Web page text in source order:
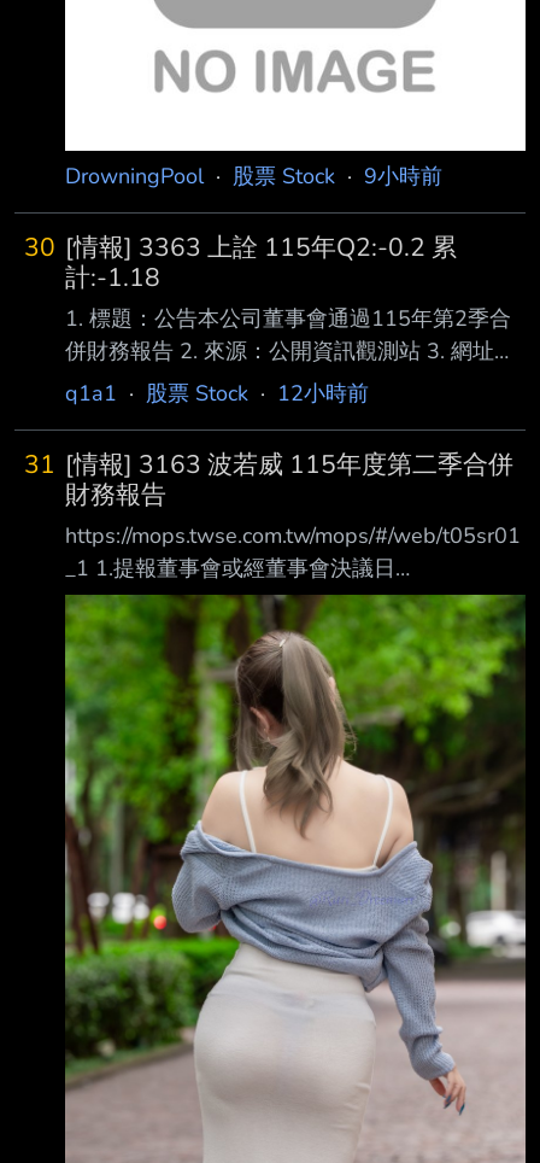
DrowningPool· 股票 Stock · 9小時前
30 [情報] 3363 上詮 115年Q2:-0.2 累
計:-1.18
1. 標題：公告本公司董事會通過115年第2季合
併財務報告 2. 來源：公開資訊觀測站 3. 網址：
https://mops.twse.com.tw/mops/#/web/home 4.
期:115/08/06 2.審計委員會通過日期:115/08/06
3.財務報告或年度自結財務資訊報導期間 起訖日
期
(XXX/XX/XX~XXX/XX/XX):115/01/01~115/06/
30 4.1月1日累計至本期止營業收入(仟
元):811,157 5.1月1日累計至本期止
q1a1 · 股票 Stock · 12小時前
31 [情報] 3163 波若威 115年度第二季合併
財務報告
https://mops.twse.com.tw/mops/#/web/t05sr01
_1 1.提報董事會或經董事會決議日
期:115/08/06 2.審計委員會通過日期:115/08/06
3.財務報告或年度自結財務資訊報導期間 起訖日
期
(XXX/XX/XX~XXX/XX/XX):115/01/01~115/06/
30 4.1月1日累計至本期止營業收入(仟
元):1,247,946 5.1月1日累計至本期止營業毛利
(毛損) (仟元):213,638 6.1月1日累計至本期止營
業利益(損失) (仟元):45,